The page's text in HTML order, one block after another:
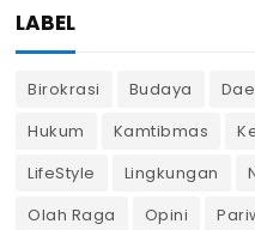
LABEL
Birokrasi Budaya
Hukum
Kamtibmas
LifeStyle
Lingkungan
Olah Raga
Opini